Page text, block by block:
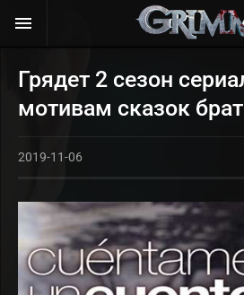
Грядет 2 сезон
мотивам сказок
2019-11-06